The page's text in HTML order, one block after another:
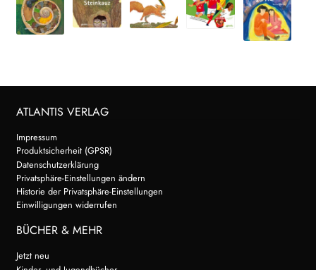
ATLANTIS VERLAG
Impressum
Produktsicherheit (GPSR)
Datenschutzerklärung
Privatsphäre-Einstellungen ändern
Historie der Privatsphäre-Einstellungen
Einwilligungen widerrufen
BÜCHER & MEHR
Jetzt neu